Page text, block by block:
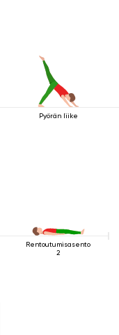
Pyörän liike
Rentoutumisasento
2